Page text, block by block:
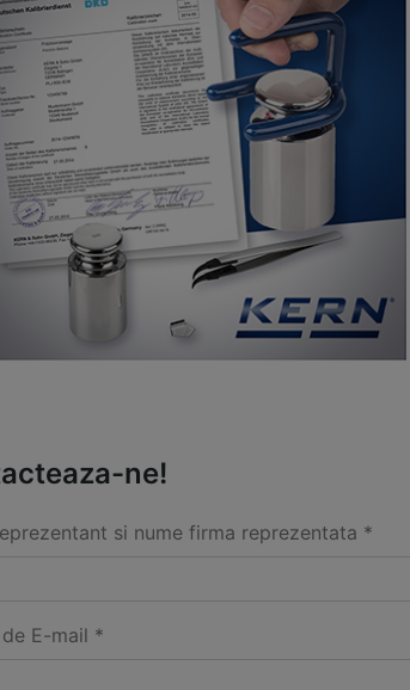
ne!
si nume firma reprezentata *
E-mail *